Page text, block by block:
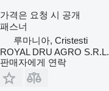
가격은 요청 시 공개
패스너
루마니아, Cristesti
ROYAL DRU AGRO S.R.L.
판매자에게 연락